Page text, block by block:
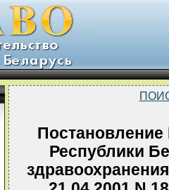
Постановление
Республики